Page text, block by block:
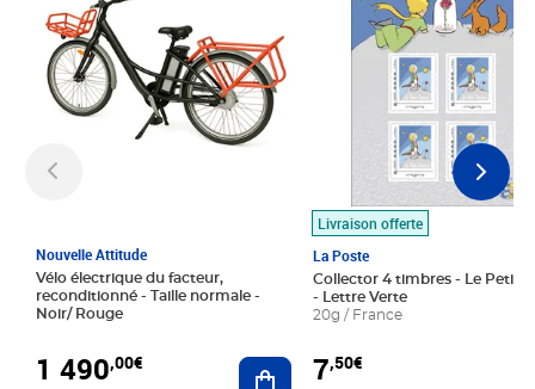
Nouvelle Attitude
Vélo électrique du facteur,
reconditionné - Taille normale -
Noir/ Rouge
1 490,00€ Ajouter au panier
Livraison offerte
La Poste
Collector 4 timbres - Le Petit
- Lettre Verte
20g / France
7,50€